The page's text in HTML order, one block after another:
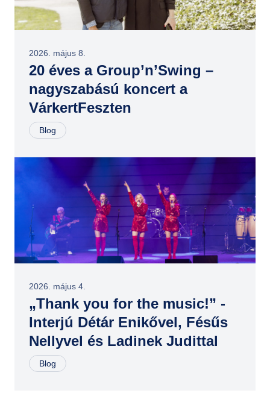
2026. május 8.
20 éves a Group’n’Swing –
nagyszabású koncert a
VárkertFeszten
Blog
2026. május 4.
„Thank you for the music!” -
Interjú Détár Enikővel, Fésűs
Nellyvel és Ladinek Judittal
Blog